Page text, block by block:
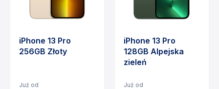
iPhone 13 Pro
256GB Złoty
Już od
iPhone 13 Pro
128GB Alpejska
zieleń
Już od